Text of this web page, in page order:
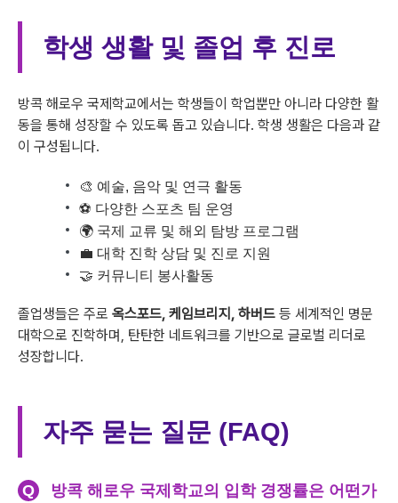
학생 생활 및 졸업 후 진로
방콕 해로우 국제학교에서는 학생들이 학업뿐만 아니라 다양한 활
동을 통해 성장할 수 있도록 돕고 있습니다. 학생 생활은 다음과 같
이 구성됩니다.
🎨 예술, 음악 및 연극 활동
⚽ 다양한 스포츠 팀 운영
🌍 국제 교류 및 해외 탐방 프로그램
💼 대학 진학 상담 및 진로 지원
🤝 커뮤니티 봉사활동
졸업생들은 주로 옥스포드, 케임브리지, 하버드 등 세계적인 명문
대학으로 진학하며, 탄탄한 네트워크를 기반으로 글로벌 리더로
성장합니다.
자주 묻는 질문 (FAQ)
Q
방콕 해로우 국제학교의 입학 경쟁률은 어떤가